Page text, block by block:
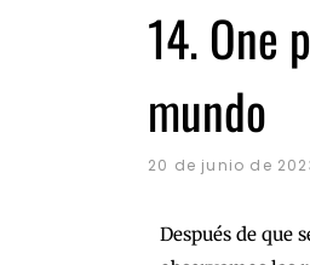
14. One
mundo
20 de junio de
Después de que